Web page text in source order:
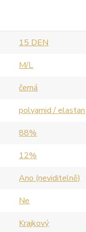
15 DEN
M/L
černá
polyamid / elastan
88%
12%
Ano (neviditelně)
Ne
Krajkový